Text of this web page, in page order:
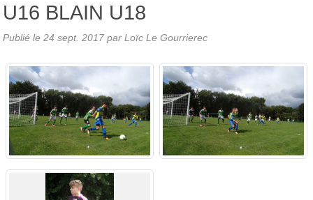
U16 BLAIN U18
Publié le 24 sept. 2017 par Loïc Le Gourrierec